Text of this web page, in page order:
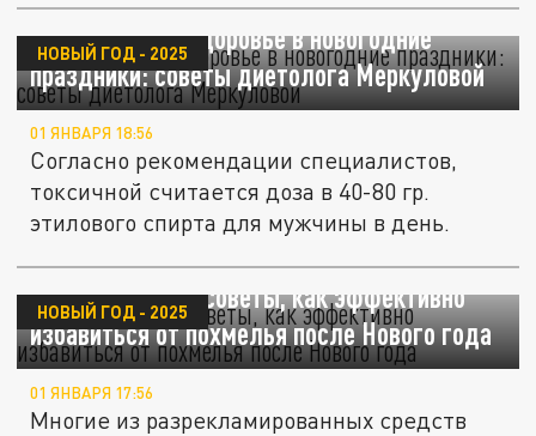
Как сохранить здоровье в новогодние
праздники: советы диетолога Меркуловой
НОВЫЙ ГОД - 2025
01 ЯНВАРЯ 18:56
Согласно рекомендации специалистов,
токсичной считается доза в 40-80 гр.
этилового спирта для мужчины в день.
Токсиколог дал советы, как эффективно
избавиться от похмелья после Нового года
НОВЫЙ ГОД - 2025
01 ЯНВАРЯ 17:56
Многие из разрекламированных средств